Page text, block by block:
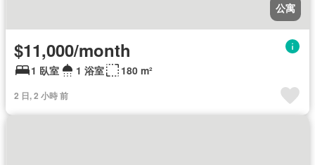
公寓
$11,000/month
1 臥室 1 浴室 180 m²
2 日, 2 小時 前